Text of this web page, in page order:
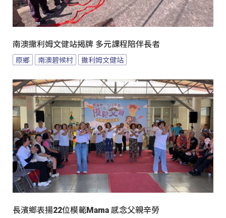
南澳撒利姆文健站揭牌 多元課程陪伴長者
原鄉 南澳碧候村 撒利姆文健站
長濱鄉表揚22位模範Mama 感念父親辛勞